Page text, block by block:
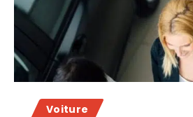
Voiture